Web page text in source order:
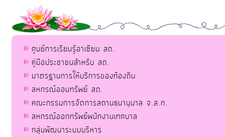
ศูนย์การเรียนรู้อาเซียน สถ.
คู่มือประชาชนสำหรับ สถ.
มาตรฐานการให้บริการของท้องถิ่น
สหกรณ์ออมทรัพย์ สถ.
คณะกรรมการจัดการสถานธนานุบาล จ.ส.ท.
สหกรณ์ออกทรัพย์พนักงานเทศบาล
กลุ่มพัฒนาระบบบริหาร